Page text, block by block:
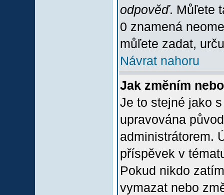
odpověď. Můľete
0 znamená
můľete zadat,
Návrat nahoru
Jak změním
Je to stejné jako
upravována
administrátorem.
příspěvek v
Pokud nikdo
vymazat nebo